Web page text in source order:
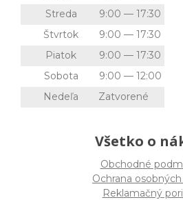
Streda
9:00 — 17:30
Štvrtok
9:00 — 17:30
Piatok
9:00 — 17:30
Sobota
9:00 — 12:00
Nedeľa
Zatvorené
Všetko o
Obchodné
Ochrana
Reklamačný